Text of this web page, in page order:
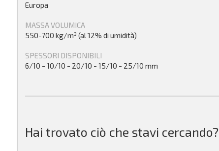
Europa
MASSA VOLUMICA
550-700 kg/m³ (al 12% di umidità)
SPESSORI DISPONIBILI
6/10 - 10/10 - 20/10 - 15/10 - 25/10 mm
Hai trovato ciò che stavi cercando?